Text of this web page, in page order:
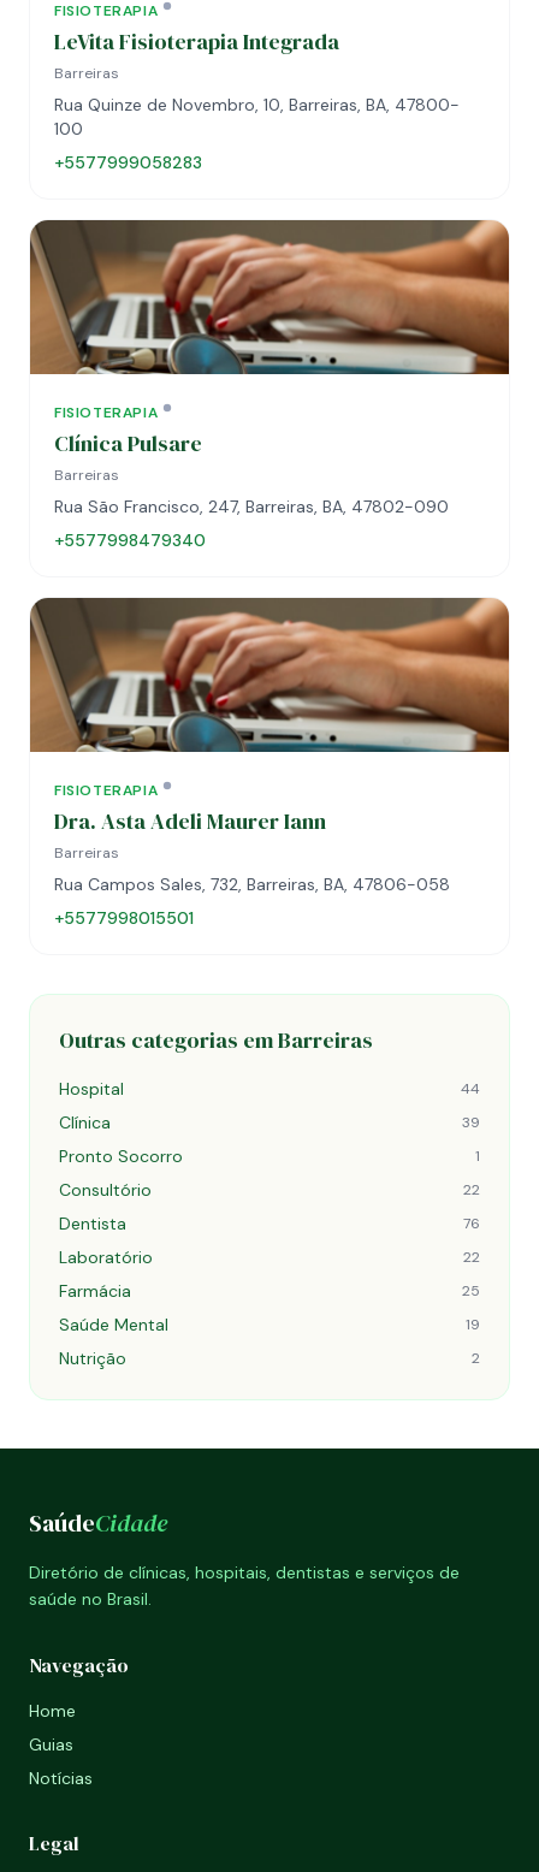
FISIOTERAPIA
LeVita Fisioterapia Integrada
Barreiras
Rua Quinze de Novembro, 10, Barreiras, BA, 47800-
100
+5577999058283
FISIOTERAPIA
Clínica Pulsare
Barreiras
Rua São Francisco, 247, Barreiras, BA, 47802-090
+5577998479340
FISIOTERAPIA
Dra. Asta Adeli Maurer Iann
Barreiras
Rua Campos Sales, 732, Barreiras, BA, 47806-058
+5577998015501
Outras categorias em Barreiras
Hospital 44
Clínica 39
Pronto Socorro 1
Consultório 22
Dentista 76
Laboratório 22
Farmácia 25
Saúde Mental 19
Nutrição 2
SaúdeCidade
Diretório de clínicas, hospitais, dentistas e serviços de
saúde no Brasil.
Navegação
Home
Guias
Notícias
Legal